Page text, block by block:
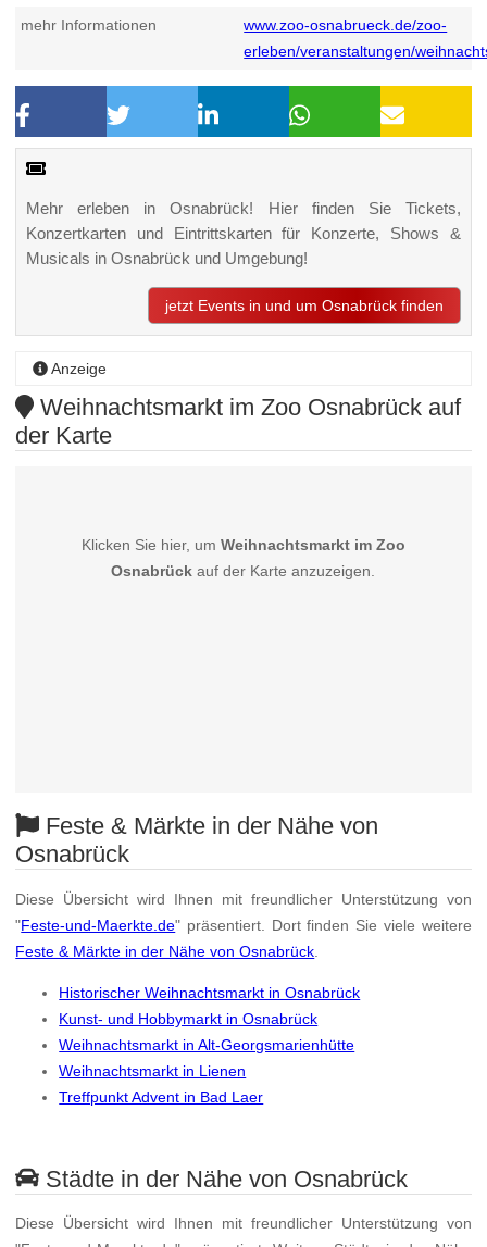
mehr Informationen
www.zoo-osnabrueck.de/zoo-
erleben/veranstaltungen/
Mehr erleben in Osnabrück! Hier finden Sie Tickets,
Konzertkarten und Eintrittskarten für Konzerte, Shows &
Musicals in Osnabrück und Umgebung!
jetzt Events in und um Osnabrück finden
Anzeige
Weihnachtsmarkt im Zoo Osnabrück auf
der Karte
Klicken Sie hier, um Weihnachtsmarkt im Zoo
Osnabrück auf der Karte anzuzeigen.
Feste & Märkte in der Nähe von
Osnabrück
Diese Übersicht wird Ihnen mit freundlicher Unterstützung von
"Feste-und-Maerkte.de" präsentiert. Dort finden Sie viele weitere
Feste & Märkte in der Nähe von Osnabrück
Historischer Weihnachtsmarkt in Osnabrück
Kunst- und Hobbymarkt in Osnabrück
Weihnachtsmarkt in Alt-Georgsmarienhütte
Weihnachtsmarkt in Lienen
Treffpunkt Advent in Bad Laer
Städte in der Nähe von Osnabrück
Diese Übersicht wird Ihnen mit freundlicher Unterstützung von